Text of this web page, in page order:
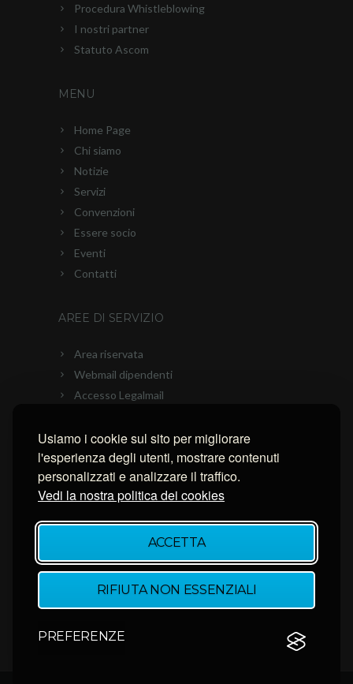
Usiamo i cookie sul sito per migliorare
l'esperienza degli utenti, mostrare contenuti
personalizzati e analizzare il traffico.
Vedi la nostra politica dei cookies
ACCETTA
RIFIUTA NON ESSENZIALI
PREFERENZE
Procedura Whistleblowing
I nostri partner
Statuto Ascom
MENU
Home Page
Chi siamo
Notizie
Servizi
Convenzioni
Essere socio
Eventi
Contatti
AREE DI SERVIZIO
Area riservata
Webmail dipendenti
Accesso Legalmail
Connessione con AnyDesk
Connessione con Ammyy Admin
Connessione con TeamViewer
NEWSLETTER
Inserisci la tua email per restare aggiornato.